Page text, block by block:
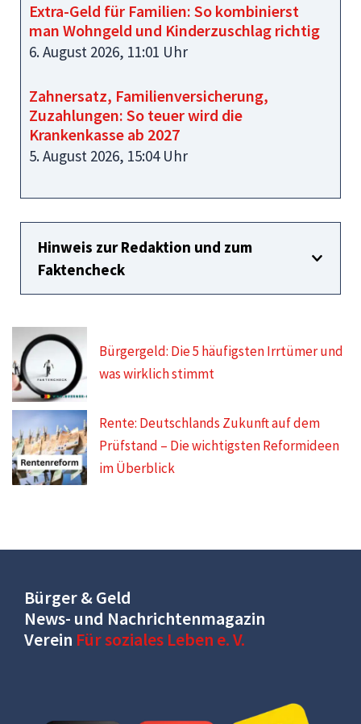
Extra-Geld für Familien: So kombinierst
man Wohngeld und Kinderzuschlag richtig
6. August 2026, 11:01 Uhr
Zahnersatz, Familienversicherung,
Zuzahlungen: So teuer wird die
Krankenkasse ab 2027
5. August 2026, 15:04 Uhr
Hinweis zur Redaktion und zum
Faktencheck
Bürgergeld: Die 5 häufigsten Irrtümer und
was wirklich stimmt
Rente: Deutschlands Zukunft auf dem
Prüfstand – Die wichtigsten Reformideen
im Überblick
Bürger & Geld
News- und Nachrichtenmagazin
Verein Für soziales Leben e. V.